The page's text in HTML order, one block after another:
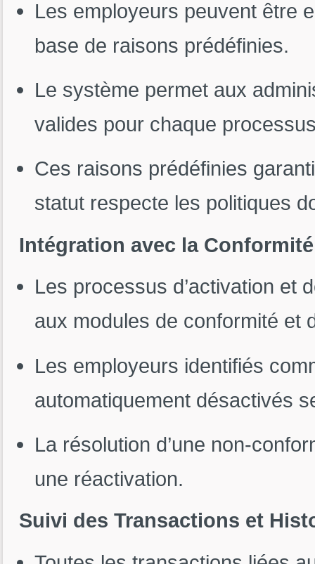
Les employeurs peuvent être
base de raisons prédéfinies.
Le système permet aux
valides pour chaque
Ces raisons prédéfinies
statut respecte les politiques
Intégration avec la
Les processus d’activation et
aux modules de conformité et
Les employeurs identifiés
automatiquement désactivés
La résolution d’une non-
une réactivation.
Suivi des Transactions et